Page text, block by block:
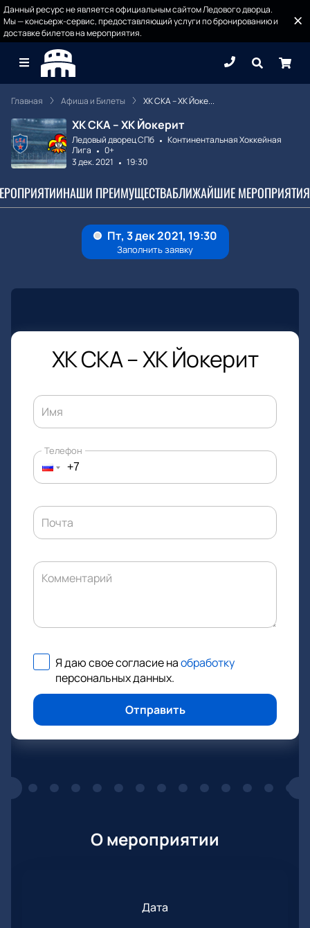
Данный ресурс не является официальным сайтом Ледового дворца.
Мы — консьерж-сервис, предоставляющий услуги по бронированию и
доставке билетов на мероприятия.
Главная Афиша и Билеты ХК СКА – ХК Йоке...
ХК СКА – ХК Йокерит
Ледовый дворец СПб
Континентальная Хоккейная
Лига
0+
3 дек. 2021
19:30
НАШИ ПРЕИМУЩЕСТВАБЛИЖАЙШИЕ МЕРОПРИЯТИЯ
ХК СКА – ХК Йокерит
Имя
Телефон
Почта
Комментарий
Я даю свое согласие наобработку
персональных данных.
Отправить
О мероприятии
Дата